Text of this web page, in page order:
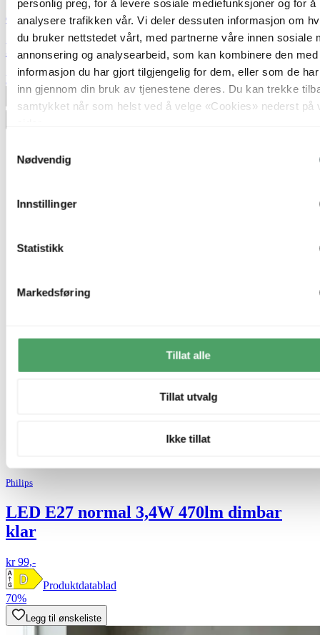
personlig preg, for å levere sosiale mediefunksjoner og for å
analysere trafikken vår. Vi deler dessuten informasjon om
du bruker nettstedet vårt, med partnerne våre innen sosiale
annonsering og analysearbeid, som kan kombinere den med
informasjon du har gjort tilgjengelig for dem, eller som de
inn gjennom din bruk av tjenestene deres. Du kan trekke
samtykket når som helst ved å velge «Cookies» nederst på
Nødvendig
Innstillinger
Statistikk
Markedsføring
Tillat alle
Tillat utvalg
Ikke tillat
Green Light
LED E27 normal dimbar 4,5W amber
kr 149,-
Produktdatablad
Philips
LED E27 normal 3,4W 470lm dimbar
klar
kr 99,-
Produktdatablad
70%
Legg til ønskeliste